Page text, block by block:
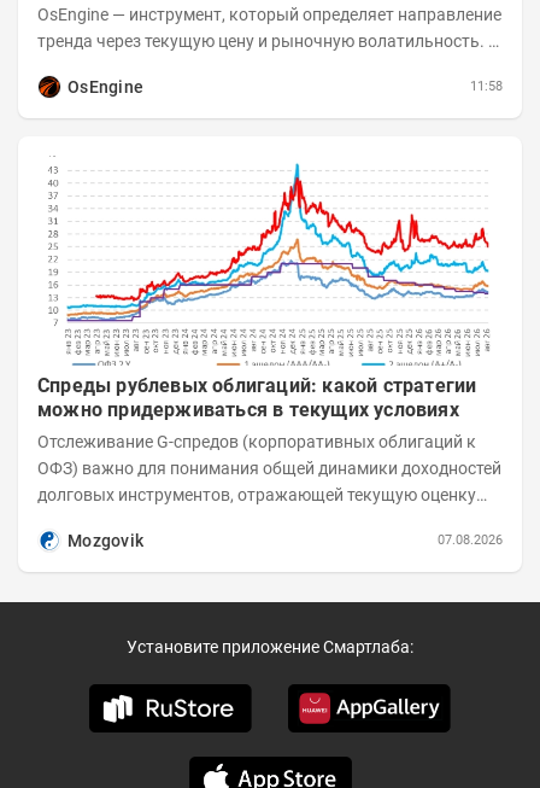
OsEngine — инструмент, который определяет направление
тренда через текущую цену и рыночную волатильность. В
OsEngine
11:58
Спреды рублевых облигаций: какой стратегии
можно придерживаться в текущих условиях
Отслеживание G-спредов (корпоративных облигаций к
ОФЗ) важно для понимания общей динамики доходностей
долговых инструментов, отражающей текущую оценку
Mozgovik
07.08.2026
Установите приложение Смартлаба: